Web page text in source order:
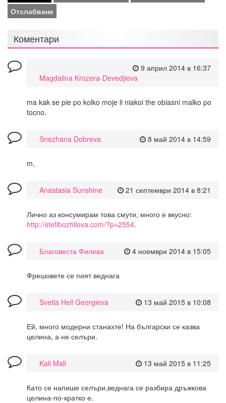
Отслабване
Коментари
9 април 2014 в 16:37
Magdalina Krozera-Devedjieva
ma kak se pie po kolko moje li niakoi the obiasni malko po
tocno.
8 май 2014 в 14:59
Snezhana Dobreva
m,
21 септември 2014 в 8:21
Anastasia Sunshine
Лично аз консумирам това смути, много е вкусно:
http://stefibozhilova.com/?p=2554.
4 ноември 2014 в 15:05
Благовеста Филева
Фрешовете се пият веднага
13 май 2015 в 10:08
Svetla Hell Georgieva
Ей, много модерни станахте! На български се казва
целина, а не селъри.
13 май 2015 в 11:25
Kali Mali
Като се напише селъри,веднага се разбира дръжкова
целина-по-кратко е.